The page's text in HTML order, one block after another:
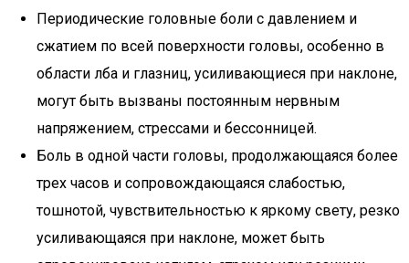
Периодические головные боли с давлением и
сжатием по всей поверхности головы, особенно в
области лба и глазниц, усиливающиеся при наклоне,
могут быть вызваны постоянным нервным
напряжением, стрессами и бессонницей.
Боль в одной части головы, продолжающаяся более
трех часов и сопровождающаяся слабостью,
тошнотой, чувствительностью к яркому свету, резко
усиливающаяся при наклоне, может быть